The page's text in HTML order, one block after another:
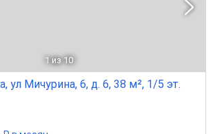
1 из 10
ул Мичурина, 6, д. 6, 38 м², 1/5 эт.